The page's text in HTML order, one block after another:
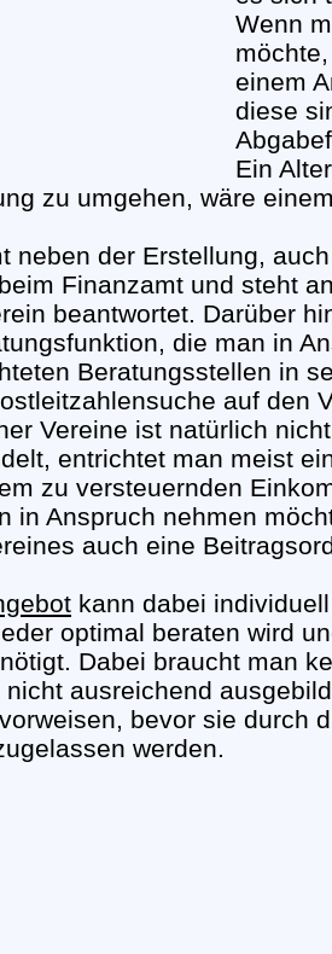
Wenn
einem
diese
Ein
zu umgehen, wäre
neben der Erstellung,
Finanzamt und steht
beantwortet. Darüber
die man in
Beratungsstellen in
auf den
Vereine ist natürlich
entrichtet man meist
zu versteuernden
in Anspruch nehmen
auch eine
kann dabei
optimal beraten wird
Dabei braucht man
ausreichend
bevor sie durch
werden.